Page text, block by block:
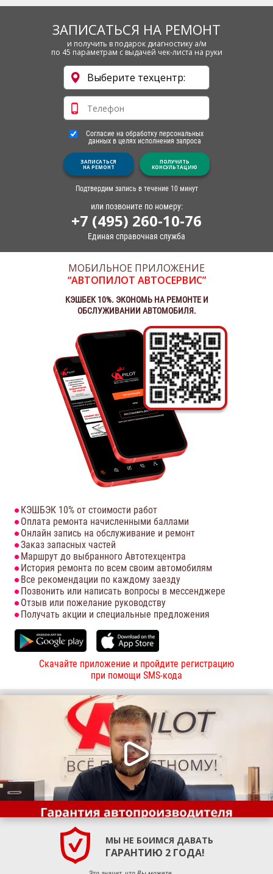
ЗАПИСАТЬСЯ НА РЕМОНТ
и получить в подарок диагностику а/м
по 45 параметрам с выдачей чек-листа на руки
Согласие на обработку персональных
данных в целях исполнения запроса
ЗАПИСАТЬСЯ
НА РЕМОНТ
ПОЛУЧИТЬ
КОНСУЛЬТАЦИЮ
Подтвердим запись в течение 10 минут
или позвоните по номеру:
+7 (495) 260-10-76
Единая справочная служба
МОБИЛЬНОЕ ПРИЛОЖЕНИЕ
“АВТОПИЛОТ АВТОСЕРВИС”
КЭШБЕК 10%. ЭКОНОМЬ НА РЕМОНТЕ И
ОБСЛУЖИВАНИИ АВТОМОБИЛЯ.
КЭШБЭК 10% от стоимости работ
Оплата ремонта начисленными баллами
Онлайн запись на обслуживание и ремонт
Заказ запасных частей
Маршрут до выбранного Автотехцентра
История ремонта по всем своим автомобилям
Все рекомендации по каждому заезду
Позвонить или написать вопросы в мессенджере
Отзыв или пожелание руководству
Получать акции и специальные предложения
Скачайте приложение и пройдите регистрацию
при помощи SMS-кода
МЫ НЕ БОИМСЯ ДАВАТЬ
ГАРАНТИЮ 2 ГОДА!